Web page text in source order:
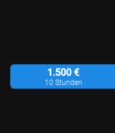
1.500 €
10 Stunden